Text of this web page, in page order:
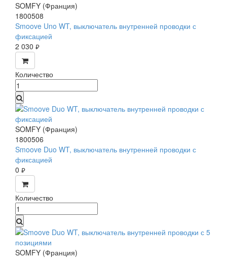
SOMFY (Франция)
1800508
Smoove Uno WT, выключатель внутренней проводки с
фиксацией
2 030 руб.
Количество
SOMFY (Франция)
1800506
Smoove Duo WT, выключатель внутренней проводки с
фиксацией
0 руб.
Количество
SOMFY (Франция)